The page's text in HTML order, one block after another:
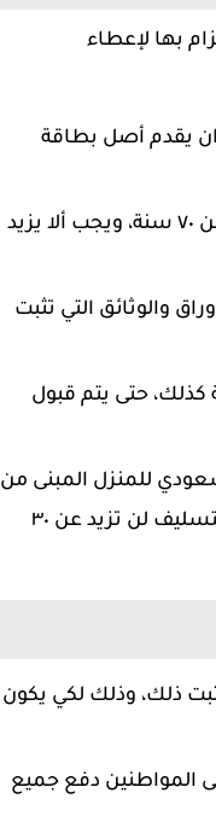
بها لإعطاء
يقدم أصل بطاقة
يجب ألا يقل سن المتقدم للحصول على القرض عن ٢١ سنة، ولا يزيد عن ٧٠ سنة، ويجب ألا يزيد
والوثائق التي تثبت
حتى يتم قبول
بنك التسليف لن تتجاوز ١٨ ألف ريال سعودي للمنزل المبنى من
الطين، أما المنزل المبنى من الحجارة فقيمك القرض المأخوذ من بنك التسليف لن تزيد عن ٣٠
التي تثبت ذلك، وذلك لكي يكون
المواطنين دفع جميع